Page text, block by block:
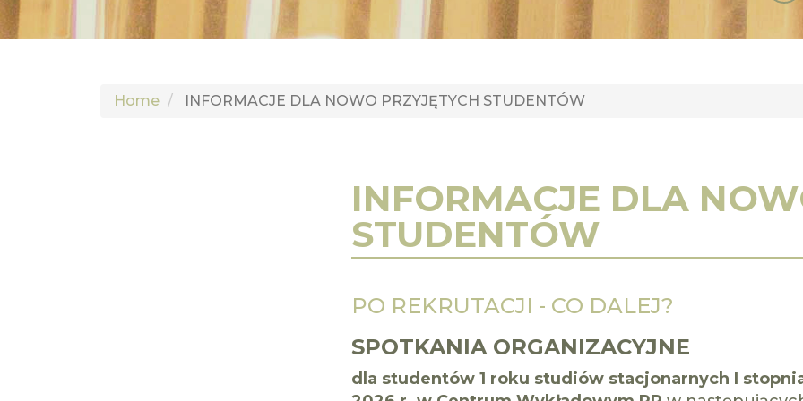
Home INFORMACJE DLA NOWO PRZYJĘTYCH STUDENTÓW
INFORMACJE DLA
STUDENTÓW
PO REKRUTACJI - CO DALEJ?
SPOTKANIA ORGANIZACYJNE
dla studentów 1 roku studiów stacjonarnych I